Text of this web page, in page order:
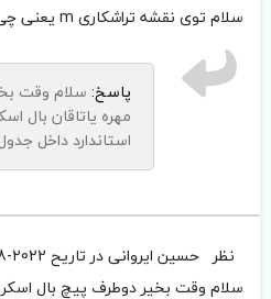
سلام توی نقشه تراشکاری m یعنی چی؟ باید رزوه بشه؟
پاسخ: سلام وقت
مهره یاتاقان بال
استاندارد داخل
نظر حسین ایروانیدر تاریح 2022-08-28 08:51:54
سلام وقت بخیر دوطرف پیچ بال